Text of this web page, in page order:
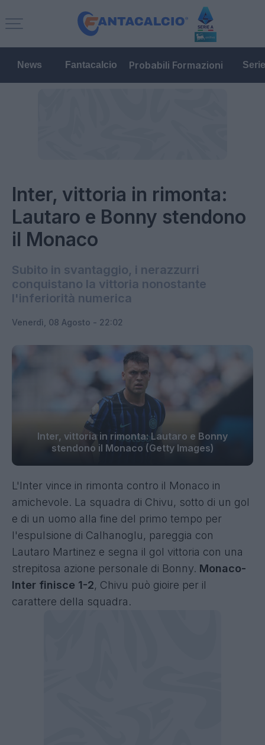
News Fantacalcio Probabili Formazioni
Inter, vittoria in rimonta:
Lautaro e Bonny stendono
il Monaco
Subito in svantaggio, i nerazzurri
conquistano la vittoria nonostante
l'inferiorità numerica
Venerdì, 08 Agosto - 22:02
Inter, vittoria in rimonta: Lautaro e Bonny
stendono il Monaco (Getty Images)
L'Inter vince in rimonta contro il Monaco in
amichevole. La squadra di Chivu, sotto di un gol
e di un uomo alla fine del primo tempo per
l'espulsione di Calhanoglu, pareggia con
Lautaro Martinez e segna il gol vittoria con una
strepitosa azione personale di Bonny. Monaco-
Inter finisce 1-2, Chivu può gioire per il
carattere della squadra.